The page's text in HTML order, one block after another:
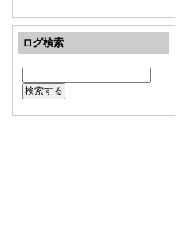
ログ検索